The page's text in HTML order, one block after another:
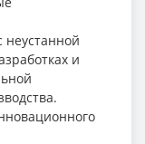
неустанной
и